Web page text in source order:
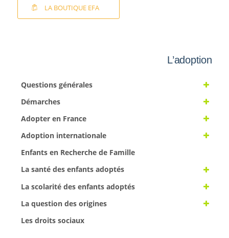
LA BOUTIQUE EFA
L’adoption
Questions générales
Démarches
Adopter en France
Adoption internationale
Enfants en Recherche de Famille
La santé des enfants adoptés
La scolarité des enfants adoptés
La question des origines
Les droits sociaux